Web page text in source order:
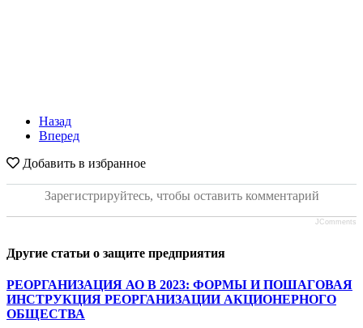
Назад
Вперед
Добавить в избранное
Зарегистрируйтесь, чтобы оставить комментарий
JComments
Другие статьи о защите предприятия
РЕОРГАНИЗАЦИЯ АО В 2023: ФОРМЫ И ПОШАГОВАЯ
ИНСТРУКЦИЯ РЕОРГАНИЗАЦИИ АКЦИОНЕРНОГО
ОБЩЕСТВА